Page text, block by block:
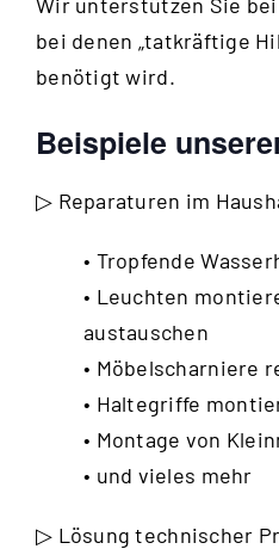
bei denen „tatkräftige
benötigt wird.
Beispiele
▷ Reparaturen im
• Tropfende
• Leuchten
austauschen
• Möbelscharniere
• Haltegriffe
• Montage von
• und vieles mehr
▷ Lösung technischer